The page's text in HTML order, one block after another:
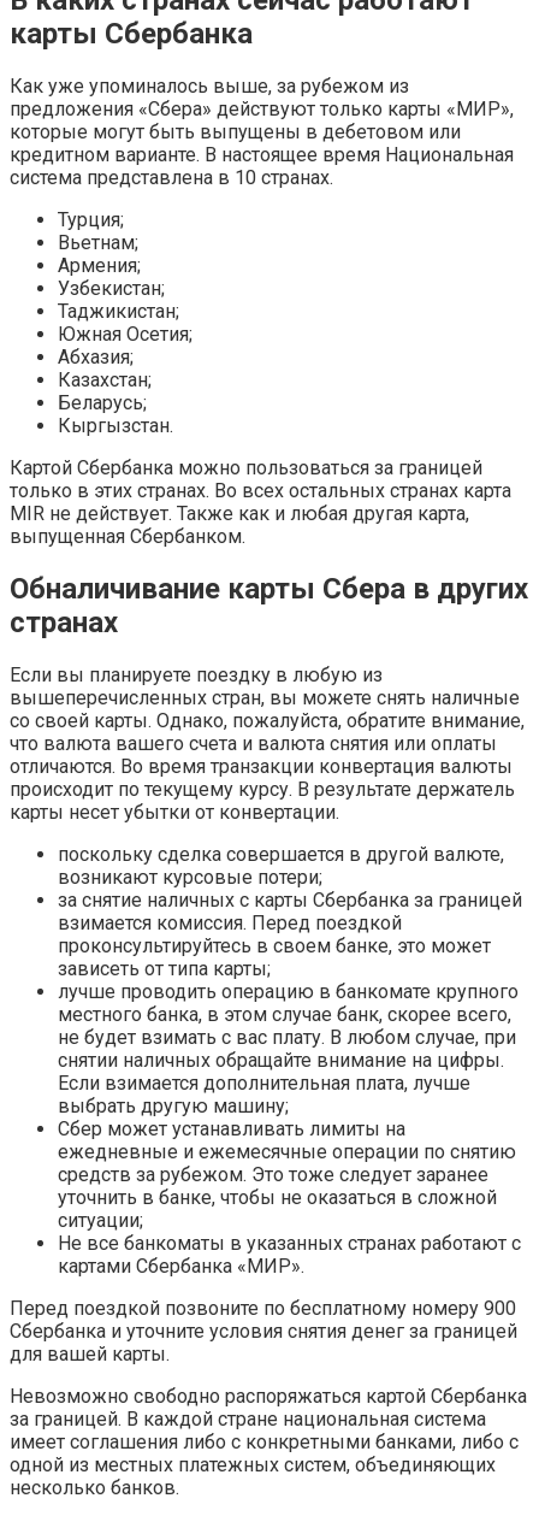
карты Сбербанка
Как уже упоминалось выше, за рубежом из
предложения «Сбера» действуют только карты «МИР»,
которые могут быть выпущены в дебетовом или
кредитном варианте. В настоящее время Национальная
система представлена в 10 странах.
Турция;
Вьетнам;
Армения;
Узбекистан;
Таджикистан;
Южная Осетия;
Абхазия;
Казахстан;
Беларусь;
Кыргызстан.
Картой Сбербанка можно пользоваться за границей
только в этих странах. Во всех остальных странах карта
MIR не действует. Также как и любая другая карта,
выпущенная Сбербанком.
Обналичивание карты Сбера в других
странах
Если вы планируете поездку в любую из
вышеперечисленных стран, вы можете снять наличные
со своей карты. Однако, пожалуйста, обратите внимание,
что валюта вашего счета и валюта снятия или оплаты
отличаются. Во время транзакции конвертация валюты
происходит по текущему курсу. В результате держатель
карты несет убытки от конвертации.
поскольку сделка совершается в другой валюте,
возникают курсовые потери;
за снятие наличных с карты Сбербанка за границей
взимается комиссия. Перед поездкой
проконсультируйтесь в своем банке, это может
зависеть от типа карты;
лучше проводить операцию в банкомате крупного
местного банка, в этом случае банк, скорее всего,
не будет взимать с вас плату. В любом случае, при
снятии наличных обращайте внимание на цифры.
Если взимается дополнительная плата, лучше
выбрать другую машину;
Сбер может устанавливать лимиты на
ежедневные и ежемесячные операции по снятию
средств за рубежом. Это тоже следует заранее
уточнить в банке, чтобы не оказаться в сложной
ситуации;
Не все банкоматы в указанных странах работают с
картами Сбербанка «МИР».
Перед поездкой позвоните по бесплатному номеру 900
Сбербанка и уточните условия снятия денег за границей
для вашей карты.
Невозможно свободно распоряжаться картой Сбербанка
за границей. В каждой стране национальная система
имеет соглашения либо с конкретными банками, либо с
одной из местных платежных систем, объединяющих
несколько банков.